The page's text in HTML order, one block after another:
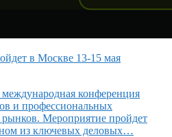
в Москве 13-15 мая
конференция
и профессиональных
Мероприятие пройдет
из ключевых деловых…